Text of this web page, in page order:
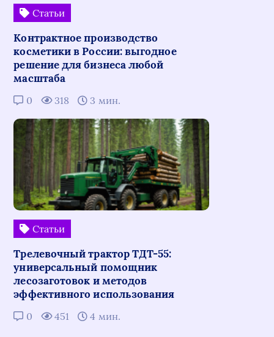
Статьи
Контрактное производство
косметики в России: выгодное
решение для бизнеса любой
масштаба
0 318 3 мин.
Статьи
Трелевочный трактор ТДТ-55:
универсальный помощник
лесозаготовок и методов
эффективного использования
0 451 4 мин.